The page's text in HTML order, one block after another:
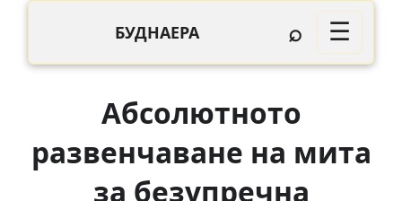
БУДНАЕРА ⌕ ☰
Aбсолютното
развенчаване на мита
за безупречна